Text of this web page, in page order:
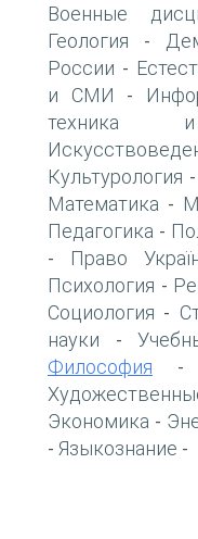
Военные
Геология -
России -
и СМИ -
техника и
Культурология -
Математика -
Педагогика -
- Право
Психология -
Социология -
науки -
Философия -
Экономика -
- Языкознание -